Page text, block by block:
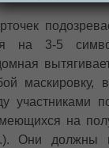
на 3-5
участниками
на
Они должны